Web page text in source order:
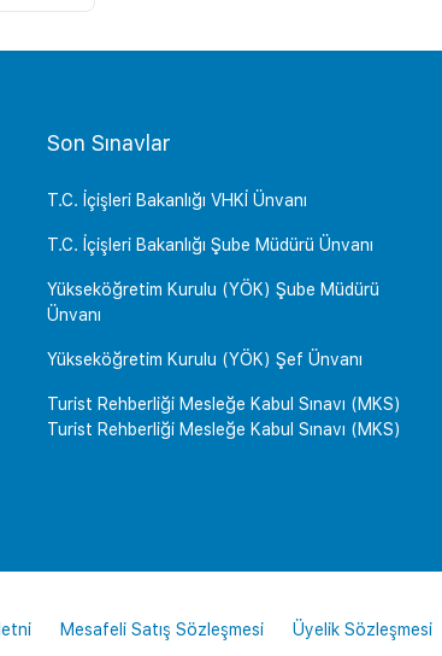
Son Sınavlar
T.C. İçişleri Bakanlığı VHKİ Ünvanı
T.C. İçişleri Bakanlığı Şube Müdürü Ünvanı
Yükseköğretim Kurulu (YÖK) Şube Müdürü
Ünvanı
Yükseköğretim Kurulu (YÖK) Şef Ünvanı
Turist Rehberliği Mesleğe Kabul Sınavı (MKS)
Turist Rehberliği Mesleğe Kabul Sınavı (MKS)
Mesafeli Satış Sözleşmesi Üyelik Sözleşmesi